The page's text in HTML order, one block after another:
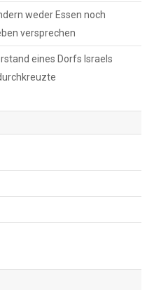
weder Essen noch
versprechen
eines Dorfs Israels